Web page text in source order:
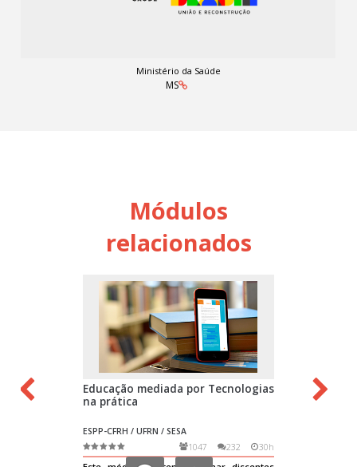
Ministério da Saúde
MS
Módulos
relacionados